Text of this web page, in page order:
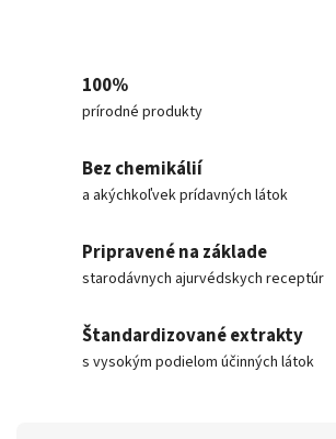
100%
prírodné produkty
Bez chemikálií
a akýchkoľvek prídavných látok
Pripravené na základe
starodávnych ajurvédskych receptúr
Štandardizované extrakty
s vysokým podielom účinných látok